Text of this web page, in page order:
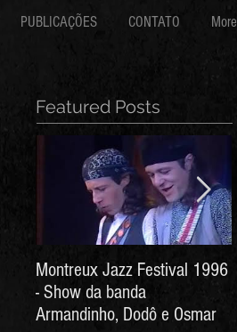
PUBLICAÇÕES CONTATO More
Featured Posts
Montreux Jazz Festival 1996
- Show da banda
Armandinho, Dodô e Osmar